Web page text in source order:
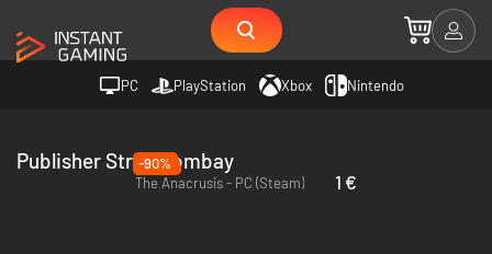
PC PlayStation Xbox Nintendo
Publisher Stray Bombay
-90%
The Anacrusis - PC (Steam)
1 €